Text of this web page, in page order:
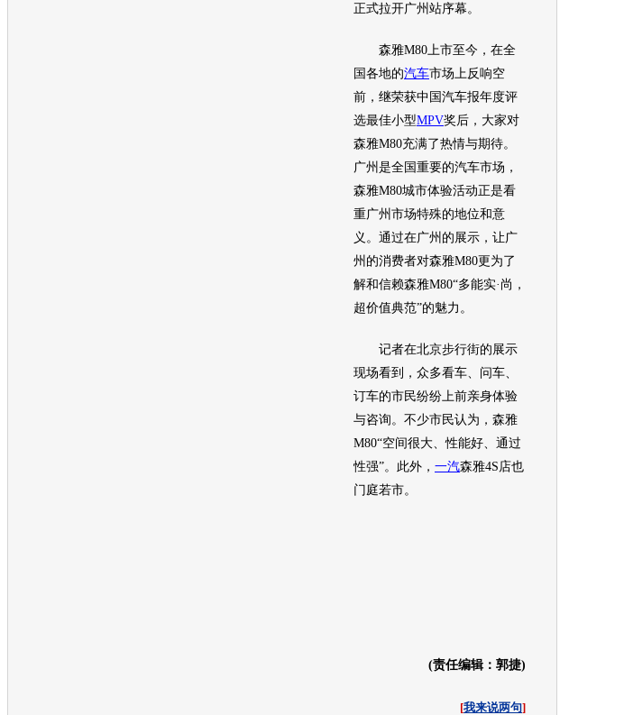
正式拉开广州站序幕。
森雅M80 上市至今，在全
国各地的汽车市场上反响空
前，继荣获中国 汽车报年度评
选最佳小型MPV奖后，大家对
森雅M80充满了热情与期待。
广州是全国重要的汽车市场，
森雅M80城市体验活动正是看
重广州市场特殊的地位和意
义。通过在广州的展示，让广
州的消费者对森雅M80更为了
解和信赖森雅M80“多能实·尚，
超价值典范”的魅力。
记者在北京步行街的展示
现场看到，众多看车、问车、
订车的市民纷纷上前亲身体验
与咨询。不少市民认为， 森雅
M80“空间很大、性能好、通过
性强”。此外， 一汽森雅4S店也
门庭若市。
(责任编辑：郭捷)
[我来说两句]